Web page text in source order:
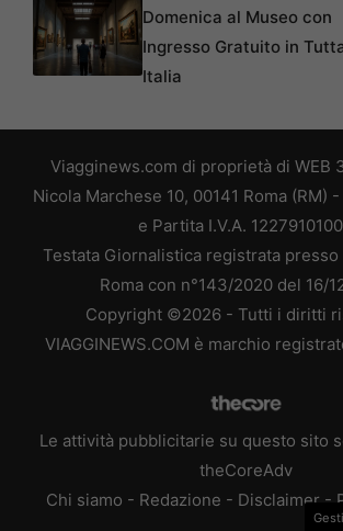
Domenica al Museo con
Ingresso Gratuito in
Italia
Viagginews.com di proprietà di WEB
Nicola Marchese 10, 00141 Roma (RM)
e Partita I.V.A.
Testata Giornalistica registrata
Roma con n°143/2020 del 16/
Copyright ©2026 - Tutti i diritti
VIAGGINEWS.COM è marchio
Le attività pubblicitarie su questo sito
theCoreAdv
Chi siamo - Redazione - Disclaimer -